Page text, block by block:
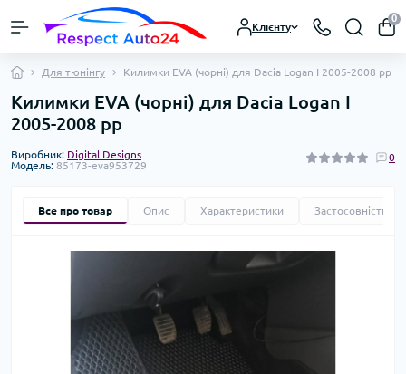
Клієнту
0
Для тюнінгу Килимки EVA (чорні) для Dacia Logan I 2005-2008 рр
Килимки EVA (чорні) для Dacia Logan I
2005-2008 рр
Виробник: Digital Designs
Модель: 85173-eva953729
0
Все про товар Опис Характеристики Застосовність